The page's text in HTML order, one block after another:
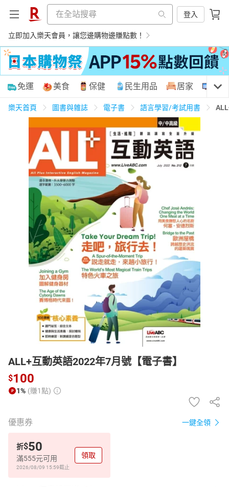
登入
立即加入樂天會員，讓您邊購物邊賺點數！
購物網分類
天天免運 美食蛋糕 養生保健 民生用品
居家生活 3C家電 運動休閒
女裝 男裝 化妝保養 情趣用品
日本購物 電子/紙本書
HOT
免運 美食 保健 民生用品 居家 3C
樂天首頁 圖書與雜誌 電子書 語言學習/考試用書
ALL+互動英語2022年7月號【電子書】
$100
1% (賺1點)
優惠券 一鍵全領
折$50
滿555元可用
2026/08/09 15:59截止
領取